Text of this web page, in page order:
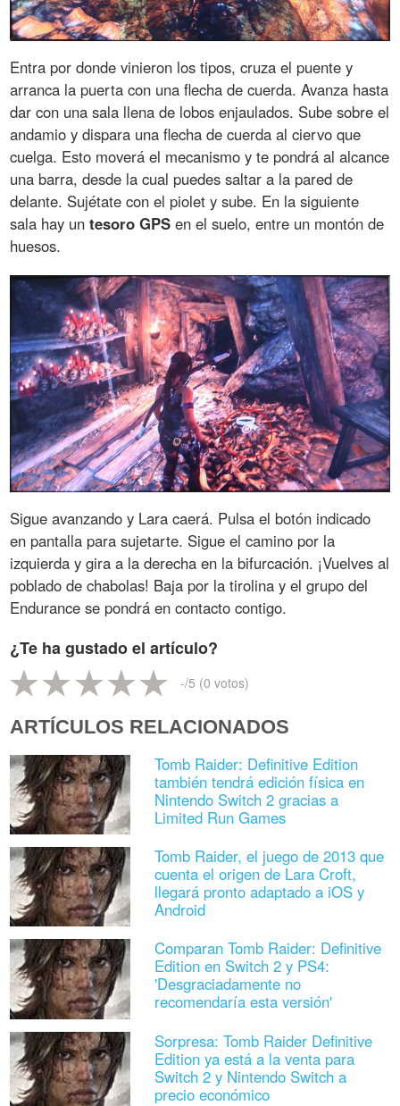
Entra por donde vinieron los tipos, cruza el puente y
arranca la puerta con una flecha de cuerda. Avanza hasta
dar con una sala llena de lobos enjaulados. Sube sobre el
andamio y dispara una flecha de cuerda al ciervo que
cuelga. Esto moverá el mecanismo y te pondrá al alcance
una barra, desde la cual puedes saltar a la pared de
delante. Sujétate con el piolet y sube. En la siguiente
sala hay untesoro GPS en el suelo, entre un montón de
huesos.
Sigue avanzando y Lara caerá. Pulsa el botón indicado
en pantalla para sujetarte. Sigue el camino por la
izquierda y gira a la derecha en la bifurcación. ¡Vuelves al
poblado de chabolas! Baja por la tirolina y el grupo del
Endurance se pondrá en contacto contigo.
¿Te ha gustado el artículo?
-/5 (0 votos)
ARTÍCULOS RELACIONADOS
Tomb Raider: Definitive Edition
también tendrá edición física en
Nintendo Switch 2 gracias a
Limited Run Games
Tomb Raider, el juego de 2013 que
cuenta el origen de Lara Croft,
llegará pronto adaptado a iOS y
Android
Comparan Tomb Raider: Definitive
Edition en Switch 2 y PS4:
'Desgraciadamente no
recomendaría esta versión'
Sorpresa: Tomb Raider Definitive
Edition ya está a la venta para
Switch 2 y Nintendo Switch a
precio económico